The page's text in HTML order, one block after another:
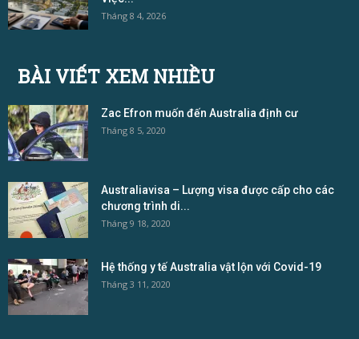
Tháng 8 4, 2026
BÀI VIẾT XEM NHIỀU
Zac Efron muốn đến Australia định cư
Tháng 8 5, 2020
Australiavisa – Lượng visa được cấp cho các
chương trình di...
Tháng 9 18, 2020
Hệ thống y tế Australia vật lộn với Covid-19
Tháng 3 11, 2020